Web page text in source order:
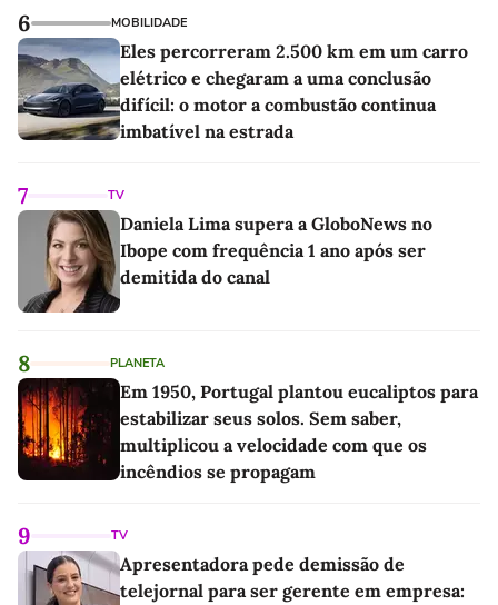
6 MOBILIDADE
Eles percorreram 2.500 km em um carro
elétrico e chegaram a uma conclusão
difícil: o motor a combustão continua
imbatível na estrada
7 TV
Daniela Lima supera a GloboNews no
Ibope com frequência 1 ano após ser
demitida do canal
8 PLANETA
Em 1950, Portugal plantou eucaliptos para
estabilizar seus solos. Sem saber,
multiplicou a velocidade com que os
incêndios se propagam
9 TV
Apresentadora pede demissão de
telejornal para ser gerente em empresa: